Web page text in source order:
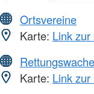
Ortsvereine
Karte: Link
Rettungswache
Karte: Link